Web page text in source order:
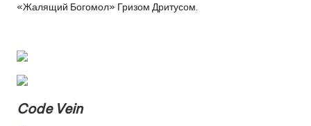
«Жалящий Богомол» Гризом Дритусом.
Code Vein